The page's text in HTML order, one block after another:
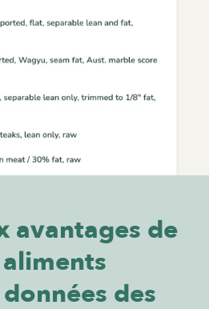
avantages de
des